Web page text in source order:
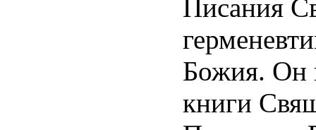
Писания
Божия. Он
книги